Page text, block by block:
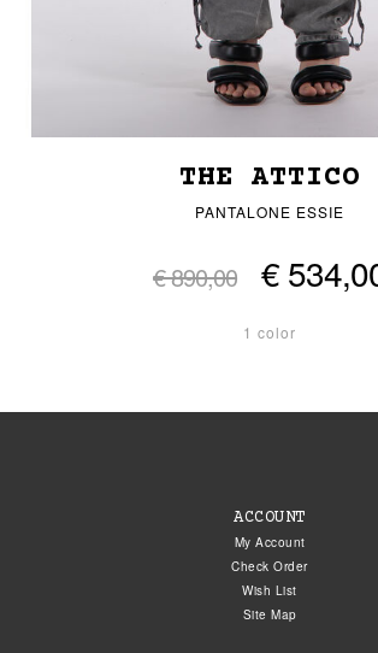
THE ATTICO
PANTALONE ESSIE
€ 890,00 €
1 color
ACCOUNT
My Account
Check Order
Wish List
Site Map